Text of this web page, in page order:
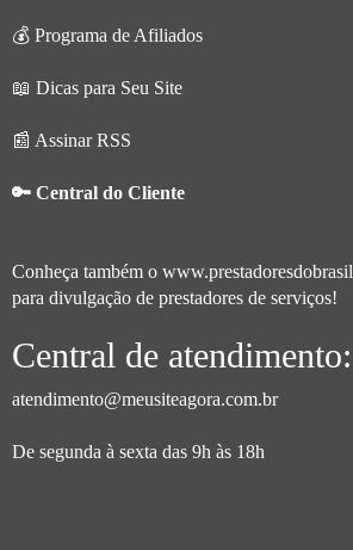
💰 Programa de Afiliados
📖 Dicas para Seu Site
📰 Assinar RSS
🔑 Central do Cliente
Conheça também o
para divulgação de prestadores de serviços!
Central de atendimento:
atendimento@meusiteagora.com.br
De segunda à sexta das 9h às 18h